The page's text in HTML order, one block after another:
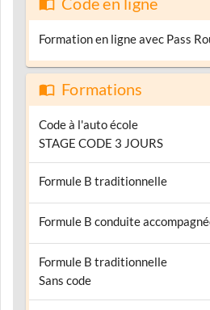
Code en ligne
Formation en ligne avec Pass
Formations
Code à l'auto école
STAGE CODE 3 JOURS
Formule B traditionnelle
Formule B conduite
Formule B traditionnelle
Sans code